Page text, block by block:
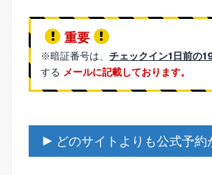
重要
※暗証番号は、チェックイン1日前の
する メールに記載しております。
▶ どのサイトよりも公式予